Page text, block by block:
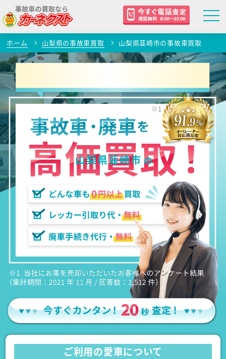
ホーム 山梨県の事故車買取 山梨県韮崎市の事故車買取
山梨県韮崎市 の
ご利用の愛車について